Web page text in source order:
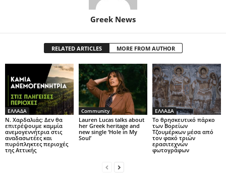
Greek News
RELATED ARTICLES MORE FROM AUTHOR
ΕΛΛΑΔΑ
Ν. Χαρδαλιάς: Δεν θα
επιτρέψουμε καμμία
ανεμογεννήτρια στις
αναδασωτέες και
πυρόπληκτες περιοχές
της Αττικής
Community
Lauren Lucas talks about
her Greek heritage and
new single ‘Hole in My
Soul’
ΕΛΛΑΔΑ
Το θρησκευτικό πάρκο
των Βορείων
Τζουμέρκων μέσα από
τον φακό τριών
ερασιτεχνών
φωτογράφων